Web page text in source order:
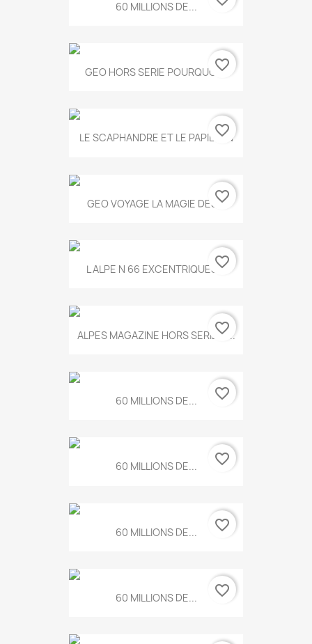
60 MILLIONS DE...
GEO HORS SERIE POURQUOI...
favorite_border
LE SCAPHANDRE ET LE PAPILLON
favorite_border
GEO VOYAGE LA MAGIE DES...
favorite_border
L ALPE N 66 EXCENTRIQUES...
favorite_border
ALPES MAGAZINE HORS SERIE N...
favorite_border
60 MILLIONS DE... favorite_border
60 MILLIONS DE... favorite_border
60 MILLIONS DE... favorite_border
60 MILLIONS DE... favorite_border